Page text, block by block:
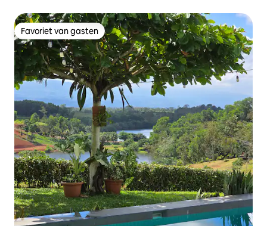
Favoriet van gasten
Favoriet van gasten